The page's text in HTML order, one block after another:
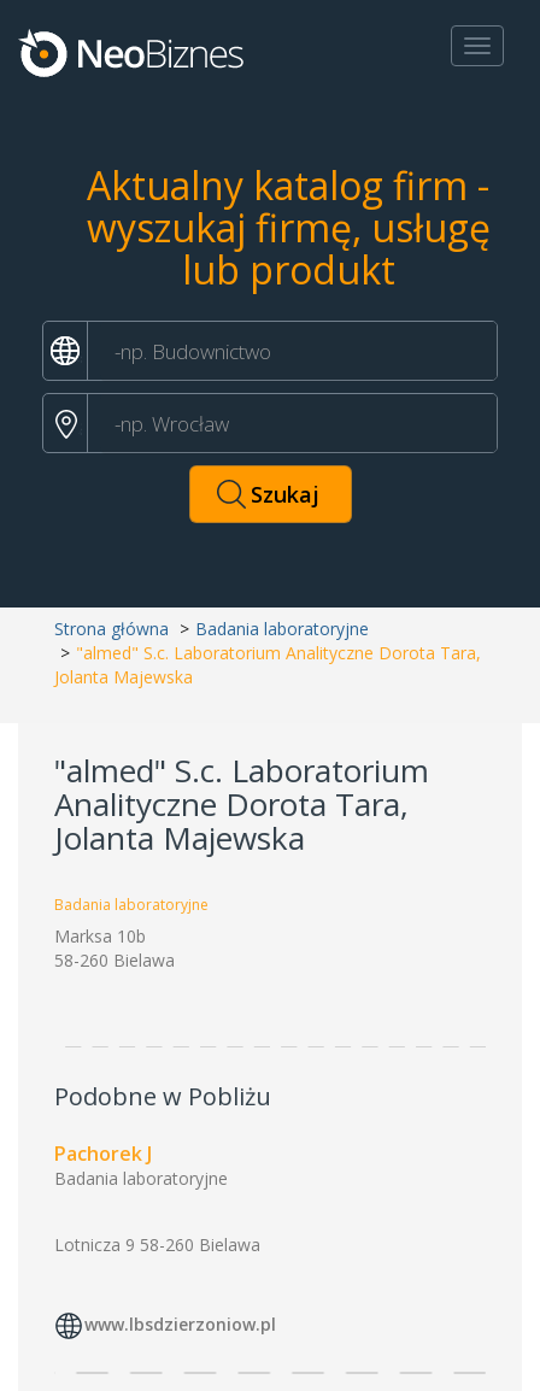
Toggle
Aktualny katalog firm -
wyszukaj firmę, usługę
lub produkt
Strona główna
Badania laboratoryjne
"almed" S.c. Laboratorium Analityczne Dorota Tara,
Jolanta Majewska
"almed" S.c. Laboratorium
Analityczne Dorota Tara,
Jolanta Majewska
Badania laboratoryjne
Marksa 10b
58-260 Bielawa
Podobne w Pobliżu
Pachorek J
Badania laboratoryjne
Lotnicza 9 58-260 Bielawa
www.lbsdzierzoniow.pl